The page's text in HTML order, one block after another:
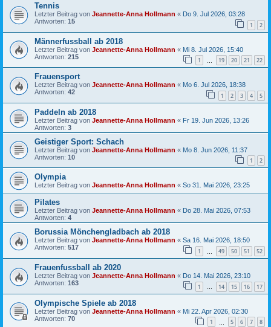
Tennis
Letzter Beitrag von Jeannette-Anna Hollmann « Do 9. Jul 2026, 03:28
Antworten: 15 1 2
Männerfussball ab 2018
Letzter Beitrag von Jeannette-Anna Hollmann « Mi 8. Jul 2026, 15:40
Antworten: 215 1 19 20 21 22
Frauensport
Letzter Beitrag von Jeannette-Anna Hollmann « Mo 6. Jul 2026, 18:38
Antworten: 42 1 2 3 4 5
Paddeln ab 2018
Letzter Beitrag von Jeannette-Anna Hollmann « Fr 19. Jun 2026, 13:26
Antworten: 3
Geistiger Sport: Schach
Letzter Beitrag von Jeannette-Anna Hollmann « Mo 8. Jun 2026, 11:37
Antworten: 10 1 2
Olympia
Letzter Beitrag von Jeannette-Anna Hollmann « So 31. Mai 2026, 23:25
Pilates
Letzter Beitrag von Jeannette-Anna Hollmann « Do 28. Mai 2026, 07:53
Antworten: 4
Borussia Mönchengladbach ab 2018
Letzter Beitrag von Jeannette-Anna Hollmann « Sa 16. Mai 2026, 18:50
Antworten: 517 1 49 50 51 52
Frauenfussball ab 2020
Letzter Beitrag von Jeannette-Anna Hollmann « Do 14. Mai 2026, 23:10
Antworten: 163 1 … 14 15 16 17
Olympische Spiele ab 2018
Letzter Beitrag von Jeannette-Anna Hollmann « Mi 22. Apr 2026, 02:30
Antworten: 70 1 5 6 7 8